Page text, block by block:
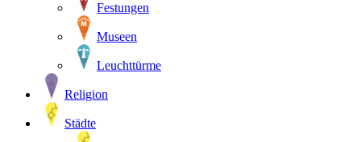
Festungen
Museen
Leuchttürme
Religion
Städte